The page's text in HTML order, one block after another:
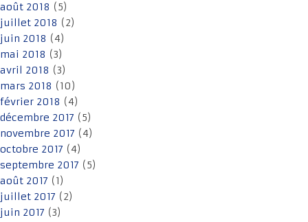
août 2018 (5)
juillet 2018 (2)
juin 2018 (4)
mai 2018 (3)
avril 2018 (3)
mars 2018 (10)
février 2018 (4)
décembre 2017 (5)
novembre 2017 (4)
octobre 2017 (4)
septembre 2017 (5)
août 2017 (1)
juillet 2017 (2)
juin 2017 (3)